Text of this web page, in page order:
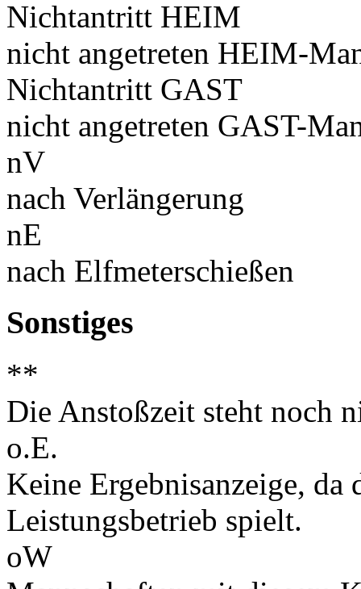
Nichtantritt HEIM
nicht angetreten HEIM-
Nichtantritt GAST
nicht angetreten GAST-
nV
nach Verlängerung
nE
nach Elfmeterschießen
Sonstiges
**
Die Anstoßzeit steht noch
o.E.
Keine Ergebnisanzeige,
Leistungsbetrieb spielt.
oW